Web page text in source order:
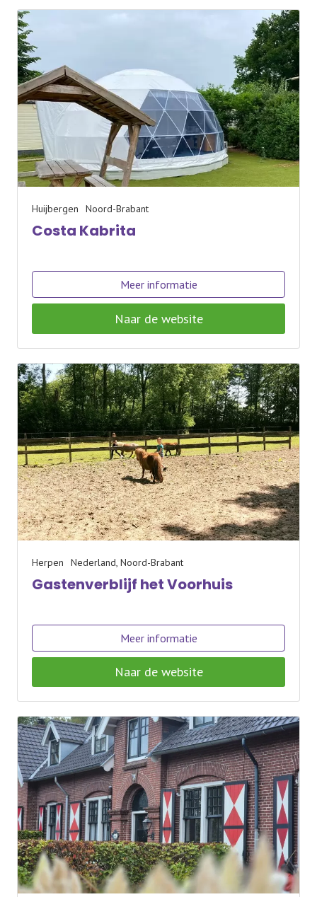
Huijbergen Noord-Brabant
Costa Kabrita
Meer informatie
Naar de website
Herpen Nederland, Noord-Brabant
Gastenverblijf het Voorhuis
Meer informatie
Naar de website